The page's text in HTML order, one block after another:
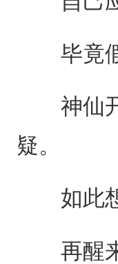
毕竟假
神仙开
疑。
如此想
再醒来